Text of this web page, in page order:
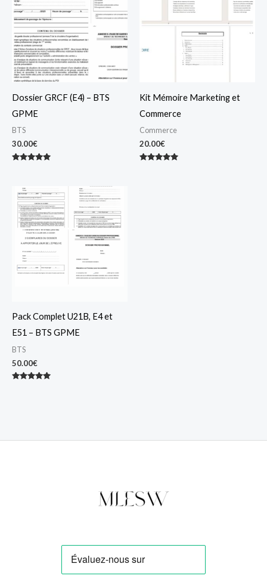
Dossier GRCF (E4) – BTS
GPME
BTS
30.00€
Kit Mémoire Marketing et
Commerce
Commerce
20.00€
Pack Complet U21B, E4 et
E51 – BTS GPME
BTS
50.00€